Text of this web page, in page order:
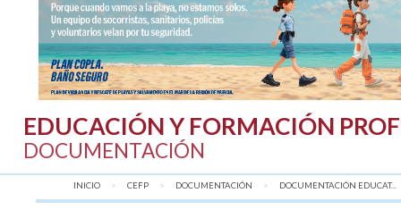
EDUCACIÓN Y FORMACIÓN
DOCUMENTACIÓN
INICIO CEFP DOCUMENTACIÓN DOCUMENTACIÓN EDUCAT...